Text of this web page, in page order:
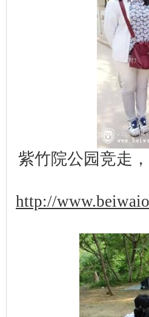
紫竹院公园竞走
http://